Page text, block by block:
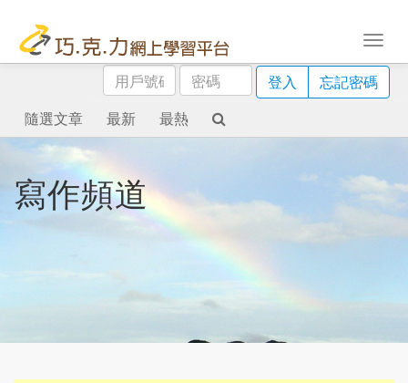
用
戶
號
碼
密
碼
登入
忘記密碼
隨選文章
最新 最熱
寫作頻道